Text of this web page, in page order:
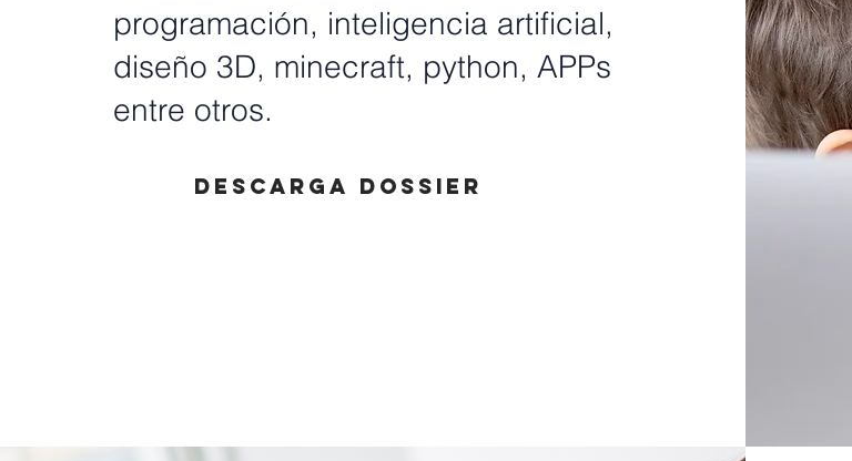
programación, inteligencia artificial,
diseño 3D, minecraft, python, APPs
entre otros.
Descarga dossier